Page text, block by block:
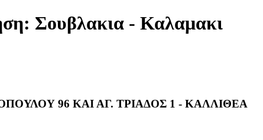
Σουβλακια - Καλαμακι
96 ΚΑΙ ΑΓ. ΤΡΙΑΔΟΣ 1 - ΚΑΛΛΙΘΕΑ